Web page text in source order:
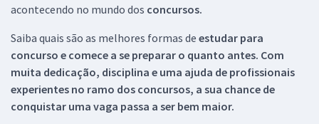
acontecendo no mundo dos concursos.
Saiba quais são as melhores formas de estudar para
concurso e comece a se preparar o quanto antes. Com
muita dedicação, disciplina e uma ajuda de profissionais
experientes no ramo dos concursos, a sua chance de
conquistar uma vaga passa a ser bem maior.